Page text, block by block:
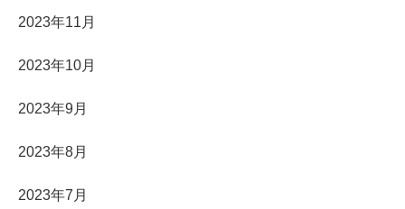
2023年11月
2023年10月
2023年9月
2023年8月
2023年7月